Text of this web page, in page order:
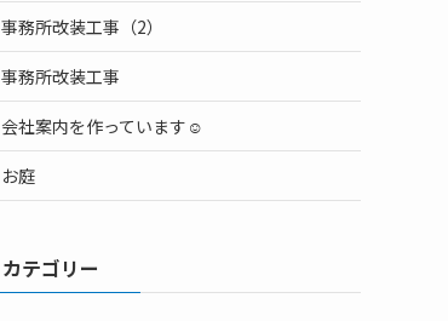
事務所改装工事（2）
事務所改装工事
会社案内を作っています☺
お庭
カテゴリー